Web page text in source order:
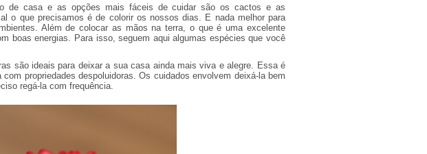
de casa e as opções mais fáceis de cuidar são os cactos e as
o que precisamos é de colorir os nossos dias. E nada melhor para
Além de colocar as mãos na terra, o que é uma excelente
boas energias. Para isso, seguem aqui algumas espécies que você
são ideais para deixar a sua casa ainda mais viva e alegre. Essa é
propriedades despoluidoras. Os cuidados envolvem deixá-la bem
regá-la com frequência.